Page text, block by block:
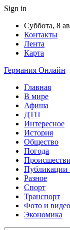
Sign in
Суббота, 8
Контакты
Лента
Карта
Германия Онлайн
Главная
В мире
Афиша
ДТП
Интересное
История
Общество
Погода
Публикации
Разное
Спорт
Транспорт
Фото и видео
Экономика